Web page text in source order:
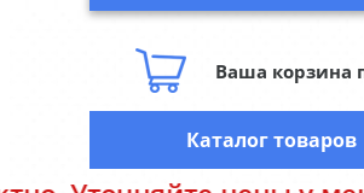
Ваша корзина
Каталог товаров